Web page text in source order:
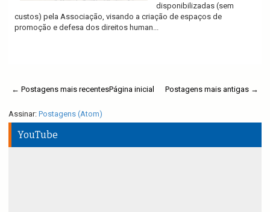
disponibilizadas (sem
custos) pela Associação, visando a criação de espaços de
promoção e defesa dos direitos human...
← Postagens mais recentes Postagens mais antigas →
Página inicial
Assinar: Postagens (Atom)
YouTube